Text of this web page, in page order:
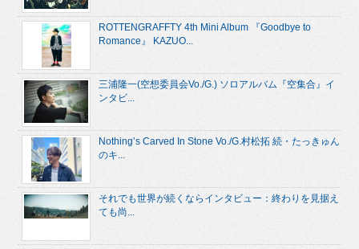
ROTTENGRAFFTY 4th Mini Album 『Goodbye to
Romance』 KAZUO...
三浦隆一(空想委員会Vo./G.) ソロアルバム『空集合』イ
ンタビ...
Nothing’s Carved In Stone Vo./G.村松拓 続・たっきゅん
のキ...
それでも世界が続くならインタビュー：終わりを見据え
ても尚...